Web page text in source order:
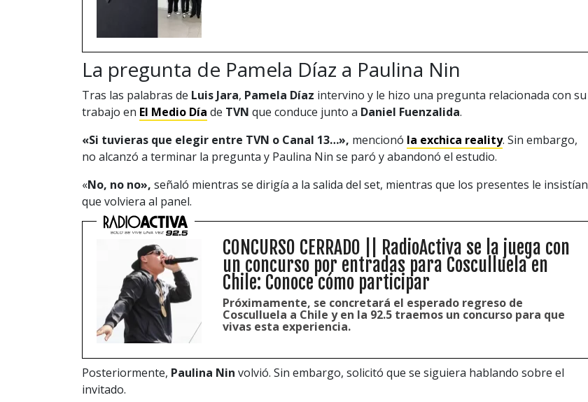
La pregunta de Pamela Díaz a Paulina Nin
Tras las palabras de Luis Jara, Pamela Díaz intervino y le hizo una pregunta relacionada con su
trabajo en El Medio Día de TVN que conduce junto a Daniel Fuenzalida.
«Si tuvieras que elegir entre TVN o Canal 13…», mencionó la exchica reality. Sin embargo,
no alcanzó a terminar la pregunta y Paulina Nin se paró y abandonó el estudio.
«No, no no», señaló mientras se dirigía a la salida del set, mientras que los presentes le insistían
que volviera al panel.
CONCURSO CERRADO || RadioActiva se la juega con
un concurso por entradas para Cosculluela en
Chile: Conoce cómo participar
Próximamente, se concretará el esperado regreso de
Cosculluela a Chile y en la 92.5 traemos un concurso para que
vivas esta experiencia.
Posteriormente, Paulina Nin volvió. Sin embargo, solicitó que se siguiera hablando sobre el
invitado.